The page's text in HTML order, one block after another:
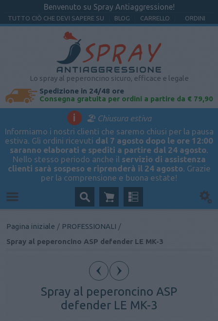
Benvenuto su Spray Antiaggressione!
TUTTO CIÒ CHE DEVI SAPERE SU BLOG CARRELLO ORDINI
Lo spray al peperoncino sicuro, efficace e legale
Spedizione in 24/48 ore
Consegna gratuita per ordini a partire da € 79,90
i
🏖️ Chiusura estiva
Informiamo i nostri clienti che saremo chiusi per la pausa
estiva. Gli ordini ricevuti dal 7 agosto dopo le ore 12:00
saranno elaborati e spediti a partire dal 24 agosto.
Nello stesso periodo anche il servizio di assistenza
clienti sarà sospeso e riprenderà il 24 agosto. Grazie
per la comprensione e buona estate!
Pagina iniziale / PROFESSIONALI /
Spray al peperoncino ASP defender LE MK-3
Spray al peperoncino ASP
defender LE MK-3